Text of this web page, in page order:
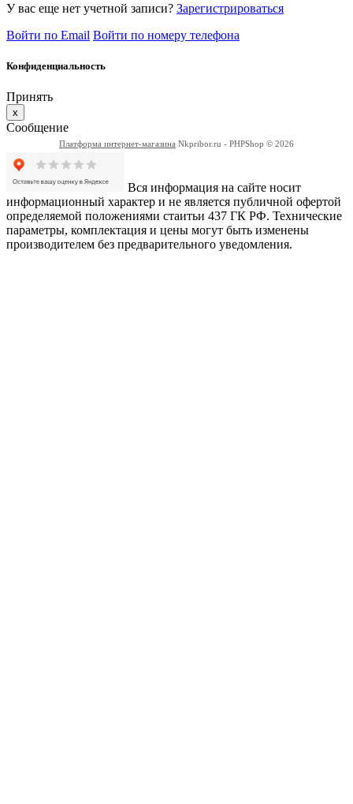
У вас еще нет учетной записи? Зарегистрироваться
Войти по Email Войти по номеру телефона
Конфиденциальность
Принять
x
Сообщение
Платформа интернет-магазина Nkpribor.ru - PHPShop © 2026
Вся информация на сайте носит
информационный характер и не является публичной офертой
определяемой положениями стаитьи 437 ГК РФ. Технические
параметры, комплектация и цены могут быть изменены
производителем без предварительного уведомления.